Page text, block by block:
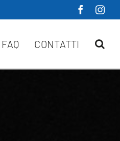
FAQ CONTATTI